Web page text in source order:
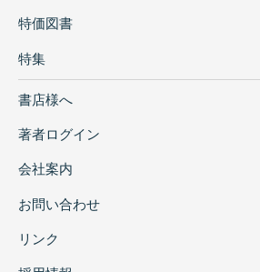
特価図書
特集
書店様へ
著者ログイン
会社案内
お問い合わせ
リンク